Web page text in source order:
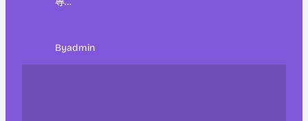
Byadmin